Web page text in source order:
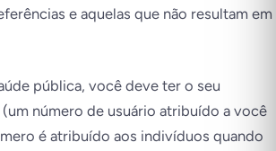
e aquelas que não resultam em
pública, você deve ter o seu
(um número de usuário atribuído a você
é atribuído aos indivíduos quando